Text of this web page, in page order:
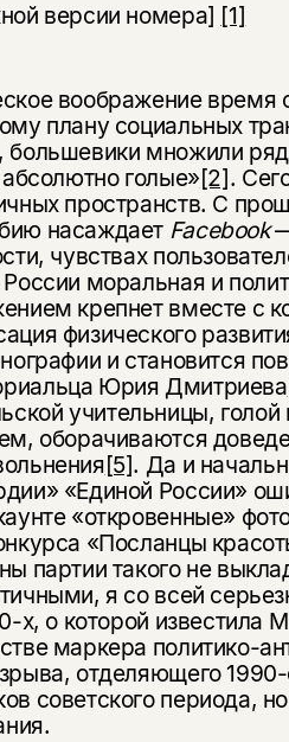
версии номера] [1]
воображение время
плану социальных
множили
голые»[2].
пространств. С
насаждает Facebook—
чувствах
моральная и
крепнет вместе с
физического
и становится
Юрия Дмитриева
учительницы,
оборачиваются
[5]. Да и
«Единой России»
«откровенные»
«Посланцы
партии такого не
я со всей
х, о которой известила
маркера политико-
отделяющего 1990-
советского периода,